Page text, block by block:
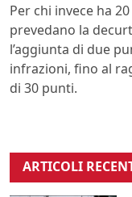
Per chi invece ha
prevedano la
l’aggiunta di due
infrazioni, fino al
di 30 punti.
ARTICOLI